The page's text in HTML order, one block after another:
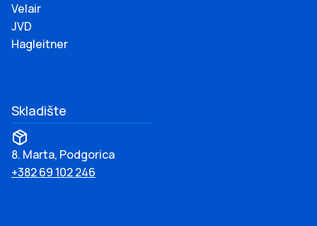
Velair
JVD
Hagleitner
Skladište
8. Marta, Podgorica
+382 69 102 246